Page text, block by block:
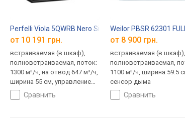
Perfelli Viola 5QWRB Nero Silenzio
от 10 191 грн.
встраиваемая (в шкаф),
полновстраиваемая, поток:
1300 м³/ч, на отвод 647 м³/ч,
ширина 55 см, управление
жестамисравнить
Weilor PBSR 62301
от 8 900 грн.
встраиваемая (в шкаф),
полновстраиваемая,
1100 м³/ч, ширина 59.5
сенсор дыма
сравнить